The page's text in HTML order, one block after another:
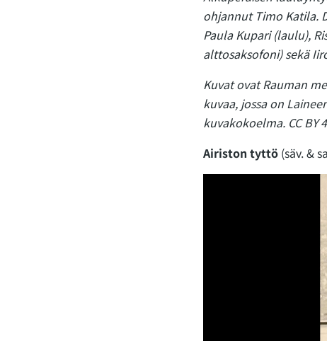
ohjannut Timo Katila.
Paula Kupari (laulu),
alttosaksofoni) sekä
Kuvat ovat Rauman
kuvaa, jossa on
kuvakokoelma. CC BY
Airiston tyttö (säv. &